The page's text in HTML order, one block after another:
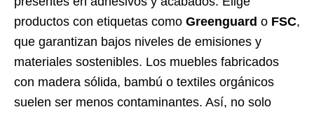
productos con etiquetas como Greenguard o FSC,
que garantizan bajos niveles de emisiones y
materiales sostenibles. Los muebles fabricados
con madera sólida, bambú o textiles orgánicos
suelen ser menos contaminantes. Así, no solo